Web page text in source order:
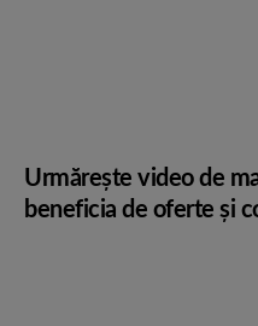
Urmărește video de
beneficia de oferte și